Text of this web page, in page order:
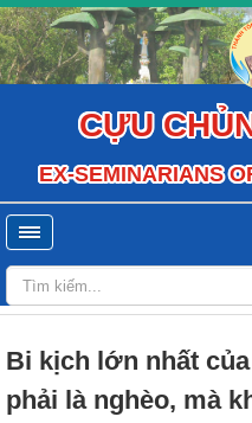
CỰU
EX-SEMINARIANS
Bi kịch lớn nhất
phải là nghèo, mà